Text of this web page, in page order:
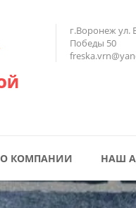
г.Воронеж ул.
Победы 50
О КОМПАНИИ НАШ